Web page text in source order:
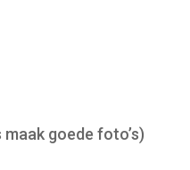
maak goede foto’s)